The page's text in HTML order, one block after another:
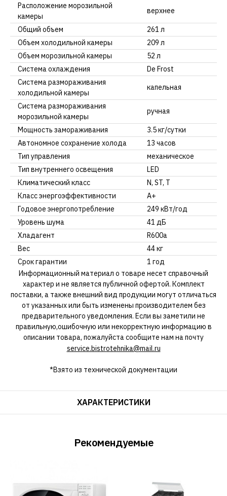
Расположение морозильной
камеры
верхнее
Общий объем
261 л
Объем холодильной камеры
209 л
Объем морозильной камеры
52 л
Система охлаждения
De Frost
Система размораживания
холодильной камеры
капельная
Система размораживания
морозильной камеры
ручная
Мощность замораживания
3.5 кг/сутки
Автономное сохранение холода
13 часов
Тип управления
механическое
Тип внутреннего освещения
LED
Климатический класс
N, ST, T
Класс энергоэффективности
A+
Годовое энергопотребление
249 кВт/год
Уровень шума
41 дБ
Хладагент
R600a
Вес
44 кг
Срок гарантии
1 год
Информационный материал о товаре несет справочный
характер и не является публичной офертой. Комплект
поставки, а также внешний вид продукции могут отличаться
от указанных или быть изменены производителем без
предварительного уведомления. Если вы заметили не
правильную,ошибочную или некорректную информацию в
описании товара, пожалуйста сообщите нам на почту
service.bistrotehnika@mail.ru
*Взято из технической документации
ХАРАКТЕРИСТИКИ
Рекомендуемые